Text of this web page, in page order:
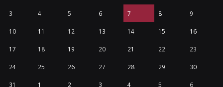
3 4 5 6 7 8 9
10 11 12 13 14 15 16
17 18 19 20 21 22 23
24 25 26 27 28 29 30
31 1 2 3 4 5
6